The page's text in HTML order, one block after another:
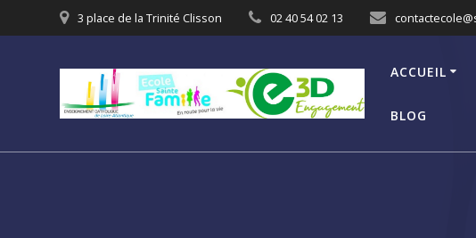
3 place de la Trinité Clisson 02 40 54 02 13
ACCUEIL
BLOG